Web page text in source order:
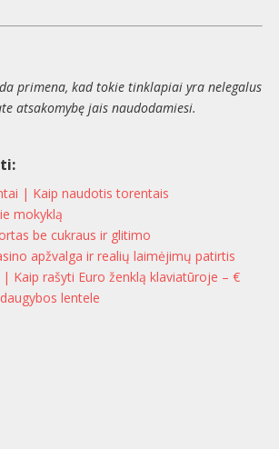
primena, kad tokie tinklapiai yra nelegalus
atsakomybę jais naudodamiesi.
| Kaip naudotis torentais
mokyklą
be cukraus ir glitimo
apžvalga ir realių laimėjimų patirtis
| Kaip rašyti Euro ženklą klaviatūroje – €
lentele